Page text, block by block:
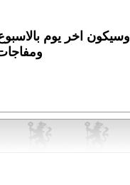
وسيكون اخر يوم